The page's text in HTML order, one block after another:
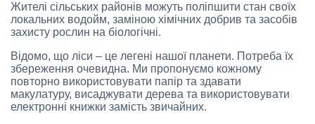
Жителі сільських районів можуть поліпшити стан своїх
локальних водойм, заміною хімічних добрив та засобів
захисту рослин на біологічні.
Відомо, що ліси – це легені нашої планети. Потреба їх
збереження очевидна. Ми пропонуємо кожному
повторно використовувати папір та здавати
макулатуру, висаджувати дерева та використовувати
електронні книжки замість звичайних.